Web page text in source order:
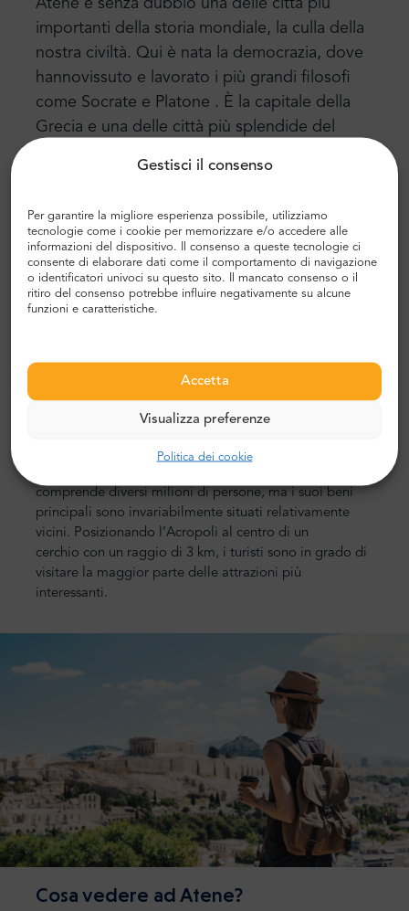
Gestisci il consenso
Per garantire la migliore esperienza possibile, utilizziamo
tecnologie come i cookie per memorizzare e/o accedere alle
informazioni del dispositivo. Il consenso a queste tecnologie ci
consente di elaborare dati come il comportamento di navigazione
o identificatori univoci su questo sito. Il mancato consenso o il
ritiro del consenso potrebbe influire negativamente su alcune
funzioni e caratteristiche.
Accetta
Visualizza preferenze
Politica dei cookie
Atene è senza dubbio una delle città più
importanti della storia mondiale, la culla della
nostra civiltà. Qui è nata la democrazia, dove
hannovissuto e lavorato i più grandi filosofi
come Socrate e Platone . È la capitale della
Grecia e una delle città più splendide del
interessati alla storia antica. E per coloro che
amanopasseggiare in uno splendido
ambiente naturale,Atene offre un ambiente
ideale per tutti
Non è necessario viaggiare in tutto il mondo per
garantisce
un clima splendido, panorami
comprende diversi milioni di persone, ma i suoi beni
principali sono invariabilmente situati relativamente
vicini. Posizionando l’Acropoli al centro di un
cerchio con un raggio di 3 km, i turisti sono in grado di
visitare la maggior parte delle attrazioni più
interessanti .
Cosa vedere ad Atene?